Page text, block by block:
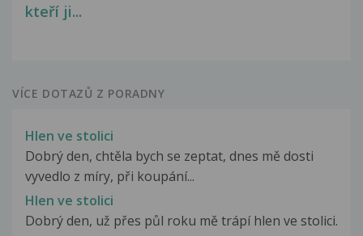
kteří ji...
VÍCE DOTAZŮ Z PORADNY
Hlen ve stolici
Dobrý den, chtěla bych se zeptat, dnes mě dosti
vyvedlo z míry, při koupání...
Hlen ve stolici
Dobrý den, už přes půl roku mě trápí hlen ve stolici.